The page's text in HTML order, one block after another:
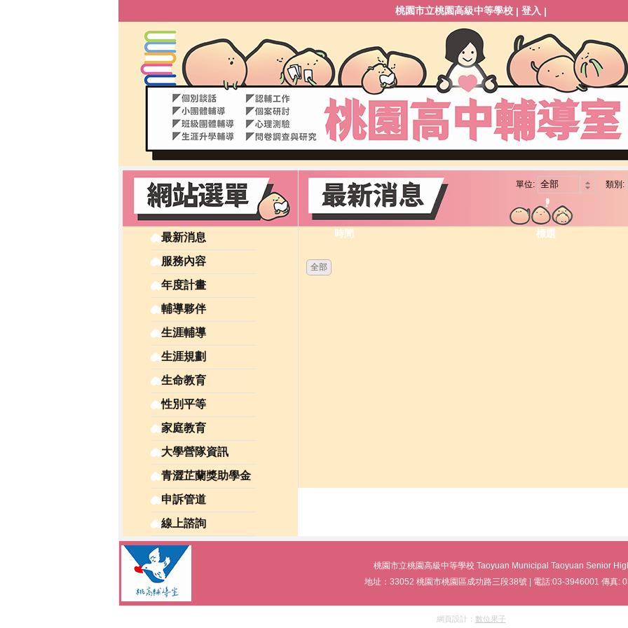
桃園市立桃園高級中等學校 | 登入 |
最新消息
服務內容
年度計畫
輔導夥伴
生涯輔導
生涯規劃
生命教育
性別平等
家庭教育
大學營隊資訊
青澀芷蘭獎助學金
申訴管道
線上諮詢
單位: 類別:
時間 標題
全部
桃園市立桃園高級中等學校 Taoyuan Municipal Taoyuan Senior
地址：33052 桃園市桃園區成功路三段38號 | 電話:03-3946001 傳真:
網頁設計： 數位果子